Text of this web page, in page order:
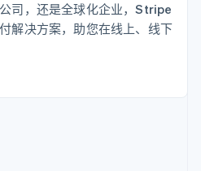
济
与休闲
织
客
司，还是全球化企业，Stripe
解决方案，助您在线上、线下